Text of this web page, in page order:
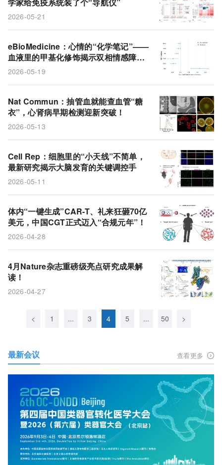
2026-05-21
eBioMedicine：心情的“化学笔记”——
血液里的甲基化修饰揭示双相情感障碍
的蛛丝马迹
2026-05-19
Nat Commun：抽管血就能查血管“糖
衣”，心肾病早期检测迎新突破！
2026-05-13
Cell Rep：细胞里的“小天线”不简单，
最新研究揭示大脑发育的关键调控手
2026-05-11
体内“一键生成”CAR-T、礼来狂砸70亿
美元，中国CGT正式迈入“合规元年”！
2026-04-28
4月Nature杂志重磅级亮点研究成果解
读！
2026-04-27
< 1 ... 3 4 5 ... 50 >
最新会议 查看更多